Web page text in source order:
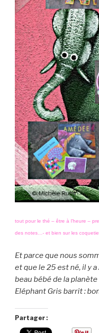
tout pour le thé – être à l’heure –
des notes…- et bien sur les
Et parce que nous
et que le 25 est né, il y a
beau bébé de la planète
Eléphant Gris barrit :
Partager :